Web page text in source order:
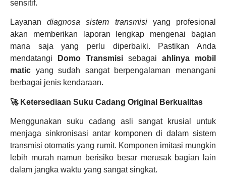
sensitif.
Layanandiagnosa sistem transmisiyang profesional
akan memberikan laporan lengkap mengenai bagian
mana saja yang perlu diperbaiki. Pastikan Anda
mendatangi
Domo Transmisi sebagai ahlinya mobil
matic yang sudah sangat berpengalaman menangani
berbagai jenis kendaraan.
🚀 Ketersediaan Suku Cadang Original Berkualitas
Menggunakan suku cadang asli sangat krusial untuk
menjaga sinkronisasi antar komponen di dalam sistem
transmisi otomatis yang rumit. Komponen imitasi mungkin
lebih murah namun berisiko besar merusak bagian lain
dalam jangka waktu yang sangat singkat.